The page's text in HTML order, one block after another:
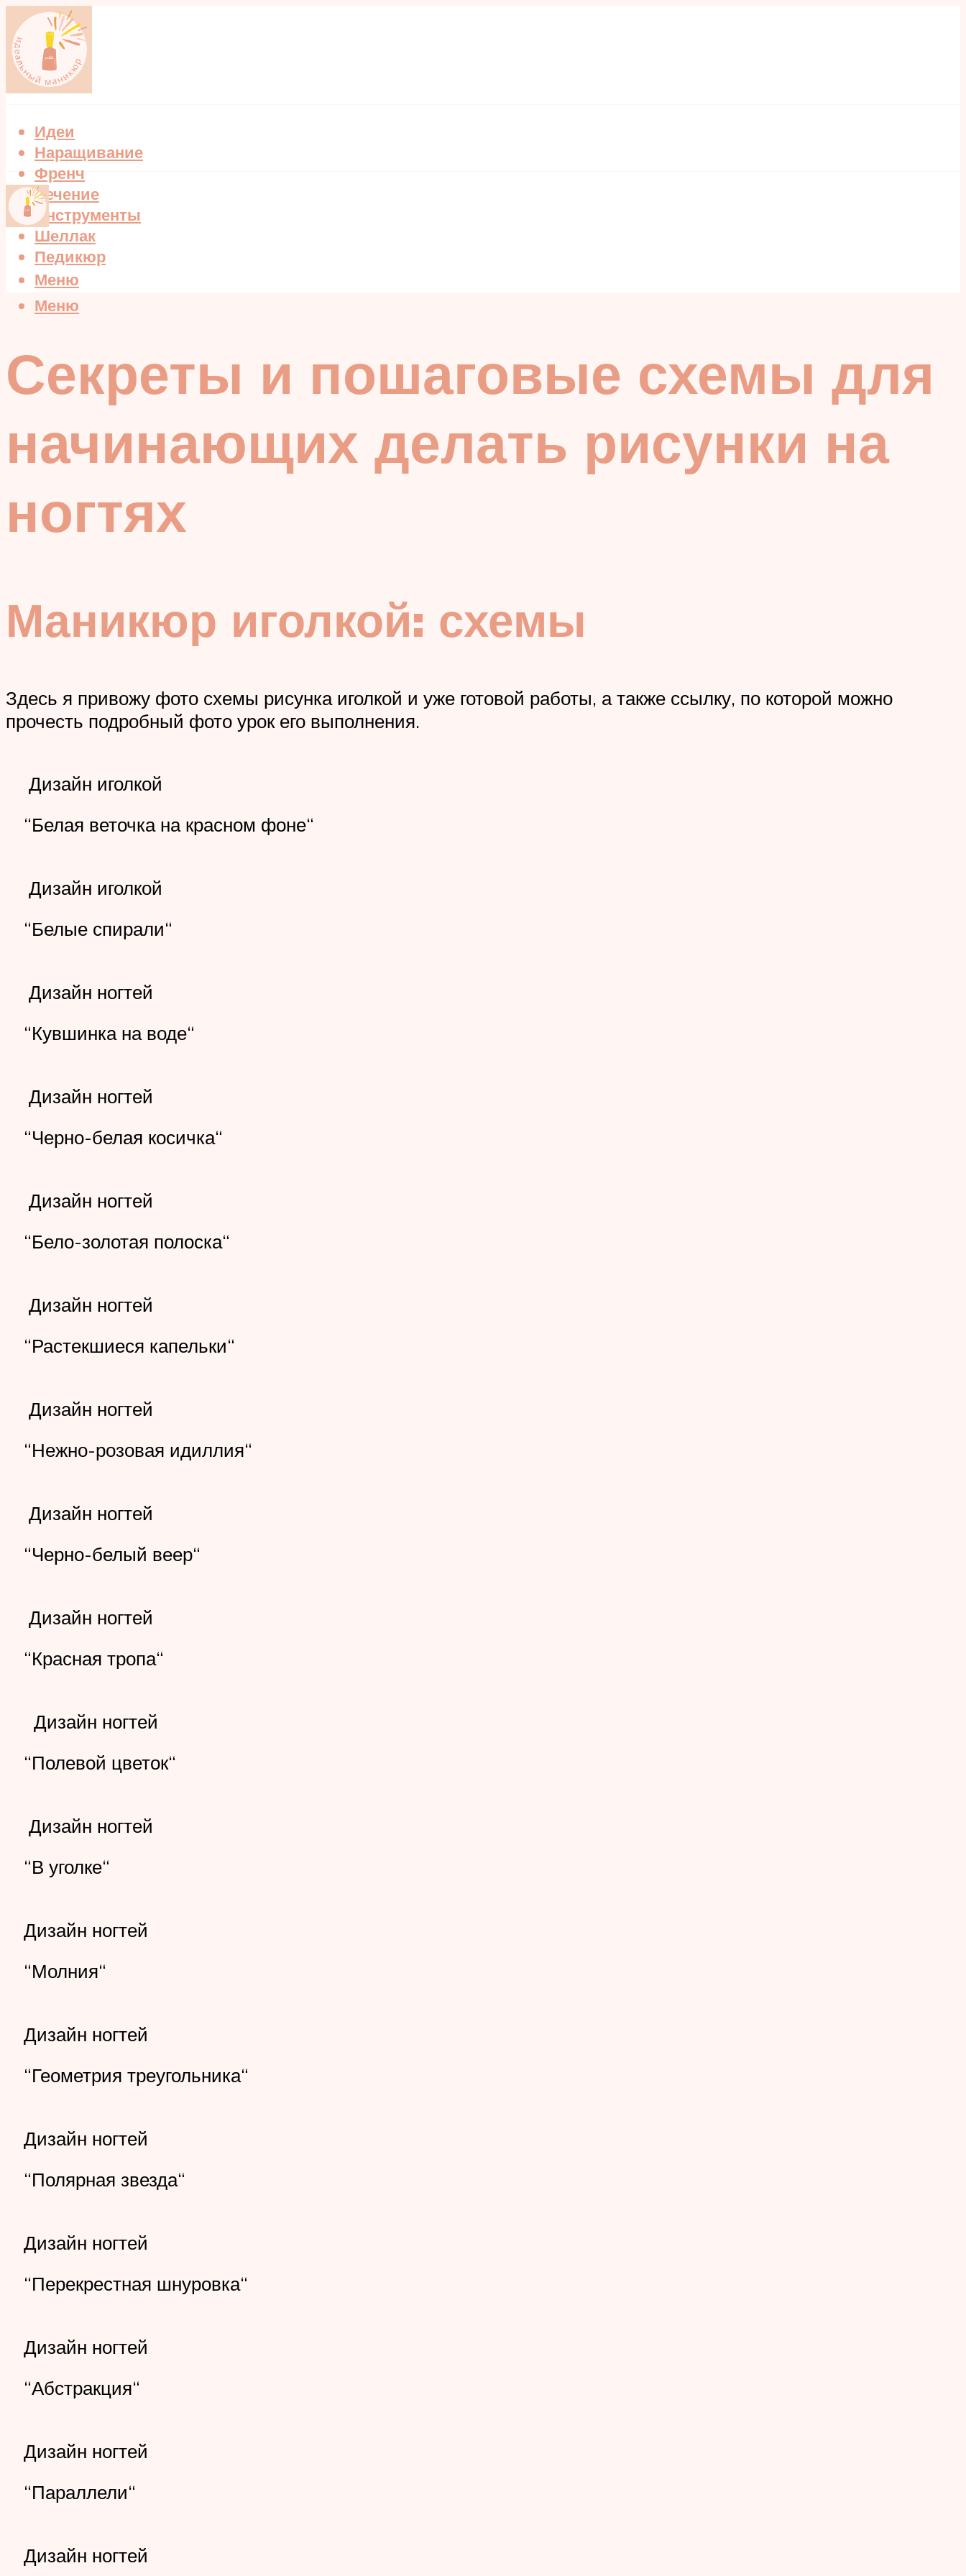
Идеи
Наращивание
Френч
Лечение
Инструменты
Шеллак
Педикюр
Меню
Меню
Секреты и пошаговые схемы для
начинающих делать рисунки на
ногтях
Маникюр иголкой: схемы
Здесь я привожу фото схемы рисунка иголкой и уже готовой работы, а также ссылку, по которой можно
прочесть подробный фото урок его выполнения.
Дизайн иголкой
“Белая веточка на красном фоне“
Дизайн иголкой
“Белые спирали“
Дизайн ногтей
“Кувшинка на воде“
Дизайн ногтей
“Черно-белая косичка“
Дизайн ногтей
“Бело-золотая полоска“
Дизайн ногтей
“Растекшиеся капельки“
Дизайн ногтей
“Нежно-розовая идиллия“
Дизайн ногтей
“Черно-белый веер“
Дизайн ногтей
“Красная тропа“
Дизайн ногтей
“Полевой цветок“
Дизайн ногтей
“В уголке“
Дизайн ногтей
“Молния“
Дизайн ногтей
“Геометрия треугольника“
Дизайн ногтей
“Полярная звезда“
Дизайн ногтей
“Перекрестная шнуровка“
Дизайн ногтей
“Абстракция“
Дизайн ногтей
“Параллели“
Дизайн ногтей